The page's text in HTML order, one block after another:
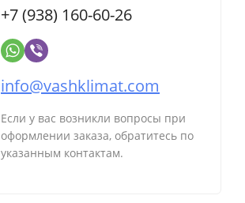
+7 (938) 160-60-26
info@vashklimat.com
Если у вас возникли вопросы при
оформлении заказа, обратитесь по
указанным контактам.